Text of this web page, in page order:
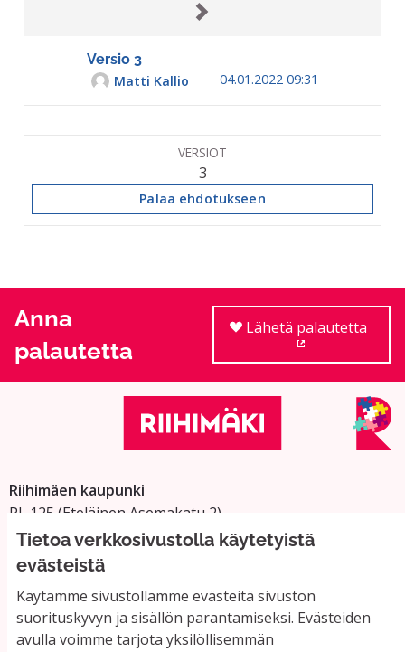
Tietoa verkkosivustolla käytetyistä
evästeistä
Käytämme sivustollamme evästeitä sivuston
suorituskyvyn ja sisällön parantamiseksi. Evästeiden
avulla voimme tarjota yksilöllisemmän
Versio 3
Matti Kallio
04.01.2022 09:31
VERSIOT
3
Palaa ehdotukseen
Anna
palautetta
Lähetä palautetta
Riihimäen kaupunki
PL 125 (Eteläinen Asemakatu 2)
11101 Riihimäki
Vaihde: 019 758 4000
Sähköpostiosoitteet:
etunimi.sukunimi@riihimaki.fi